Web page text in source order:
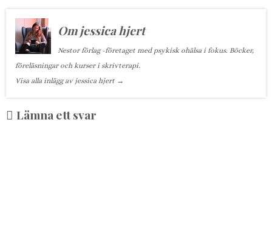
Om jessica hjert
Nestor förlag -företaget med psykisk ohälsa i fokus. Böcker,
föreläsningar och kurser i skrivterapi.
Visa alla inlägg av jessica hjert →
Lämna ett svar